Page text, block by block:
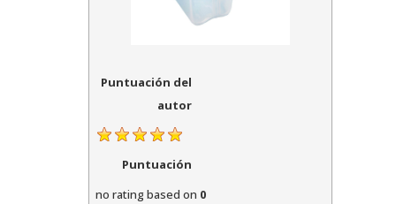
Puntuación del
autor
Puntuación
no ratingbased on 0